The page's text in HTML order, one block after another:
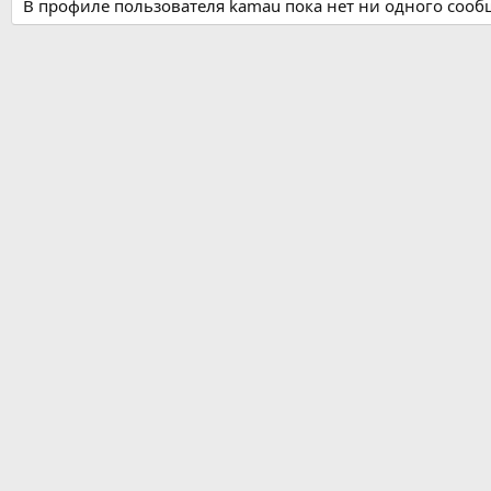
В профиле пользователя kamau пока нет ни одного